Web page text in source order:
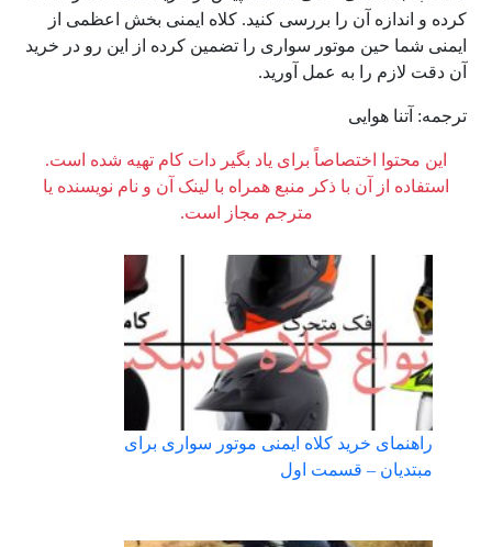
کرده و اندازه آن را بررسی کنید. کلاه ایمنی بخش اعظمی از
ایمنی شما حین موتور سواری را تضمین کرده از این رو در خرید
آن دقت لازم را به عمل آورید.
ترجمه: آتنا هوایی
این محتوا اختصاصاً برای یاد بگیر دات کام تهیه شده است.
استفاده از آن با ذکر منبع همراه با لینک آن و نام نویسنده یا
مترجم مجاز است.
راهنمای خرید کلاه ایمنی موتور سواری برای
مبتدیان – قسمت اول